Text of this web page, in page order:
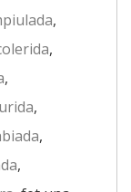
,
,
,
,
,
,